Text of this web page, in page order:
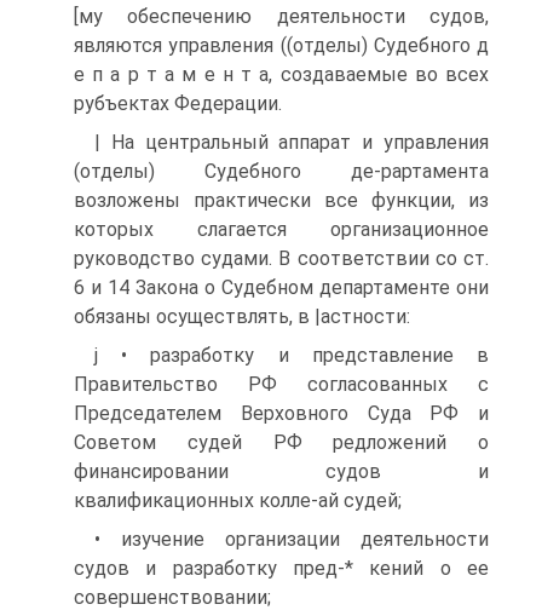
[му обеспечению деятельности судов,
являются управления ((отделы) Судебного д
е п а р т а м е н т а, создаваемые во всех
рубъектах Федерации.
| На центральный аппарат и управления
(отделы) Судебного де-рартамента
возложены практически все функции, из
которых слагается организационное
руководство судами. В соответствии со ст.
6 и 14 Закона о Судебном департаменте они
обязаны осуществлять, в |астности:
j • разработку и представление в
Правительство РФ согласованных с
Председателем Верховного Суда РФ и
Советом судей РФ редложений о
финансировании судов и
квалификационных колле-ай судей;
• изучение организации деятельности
судов и разработку пред-* кений о ее
совершенствовании;